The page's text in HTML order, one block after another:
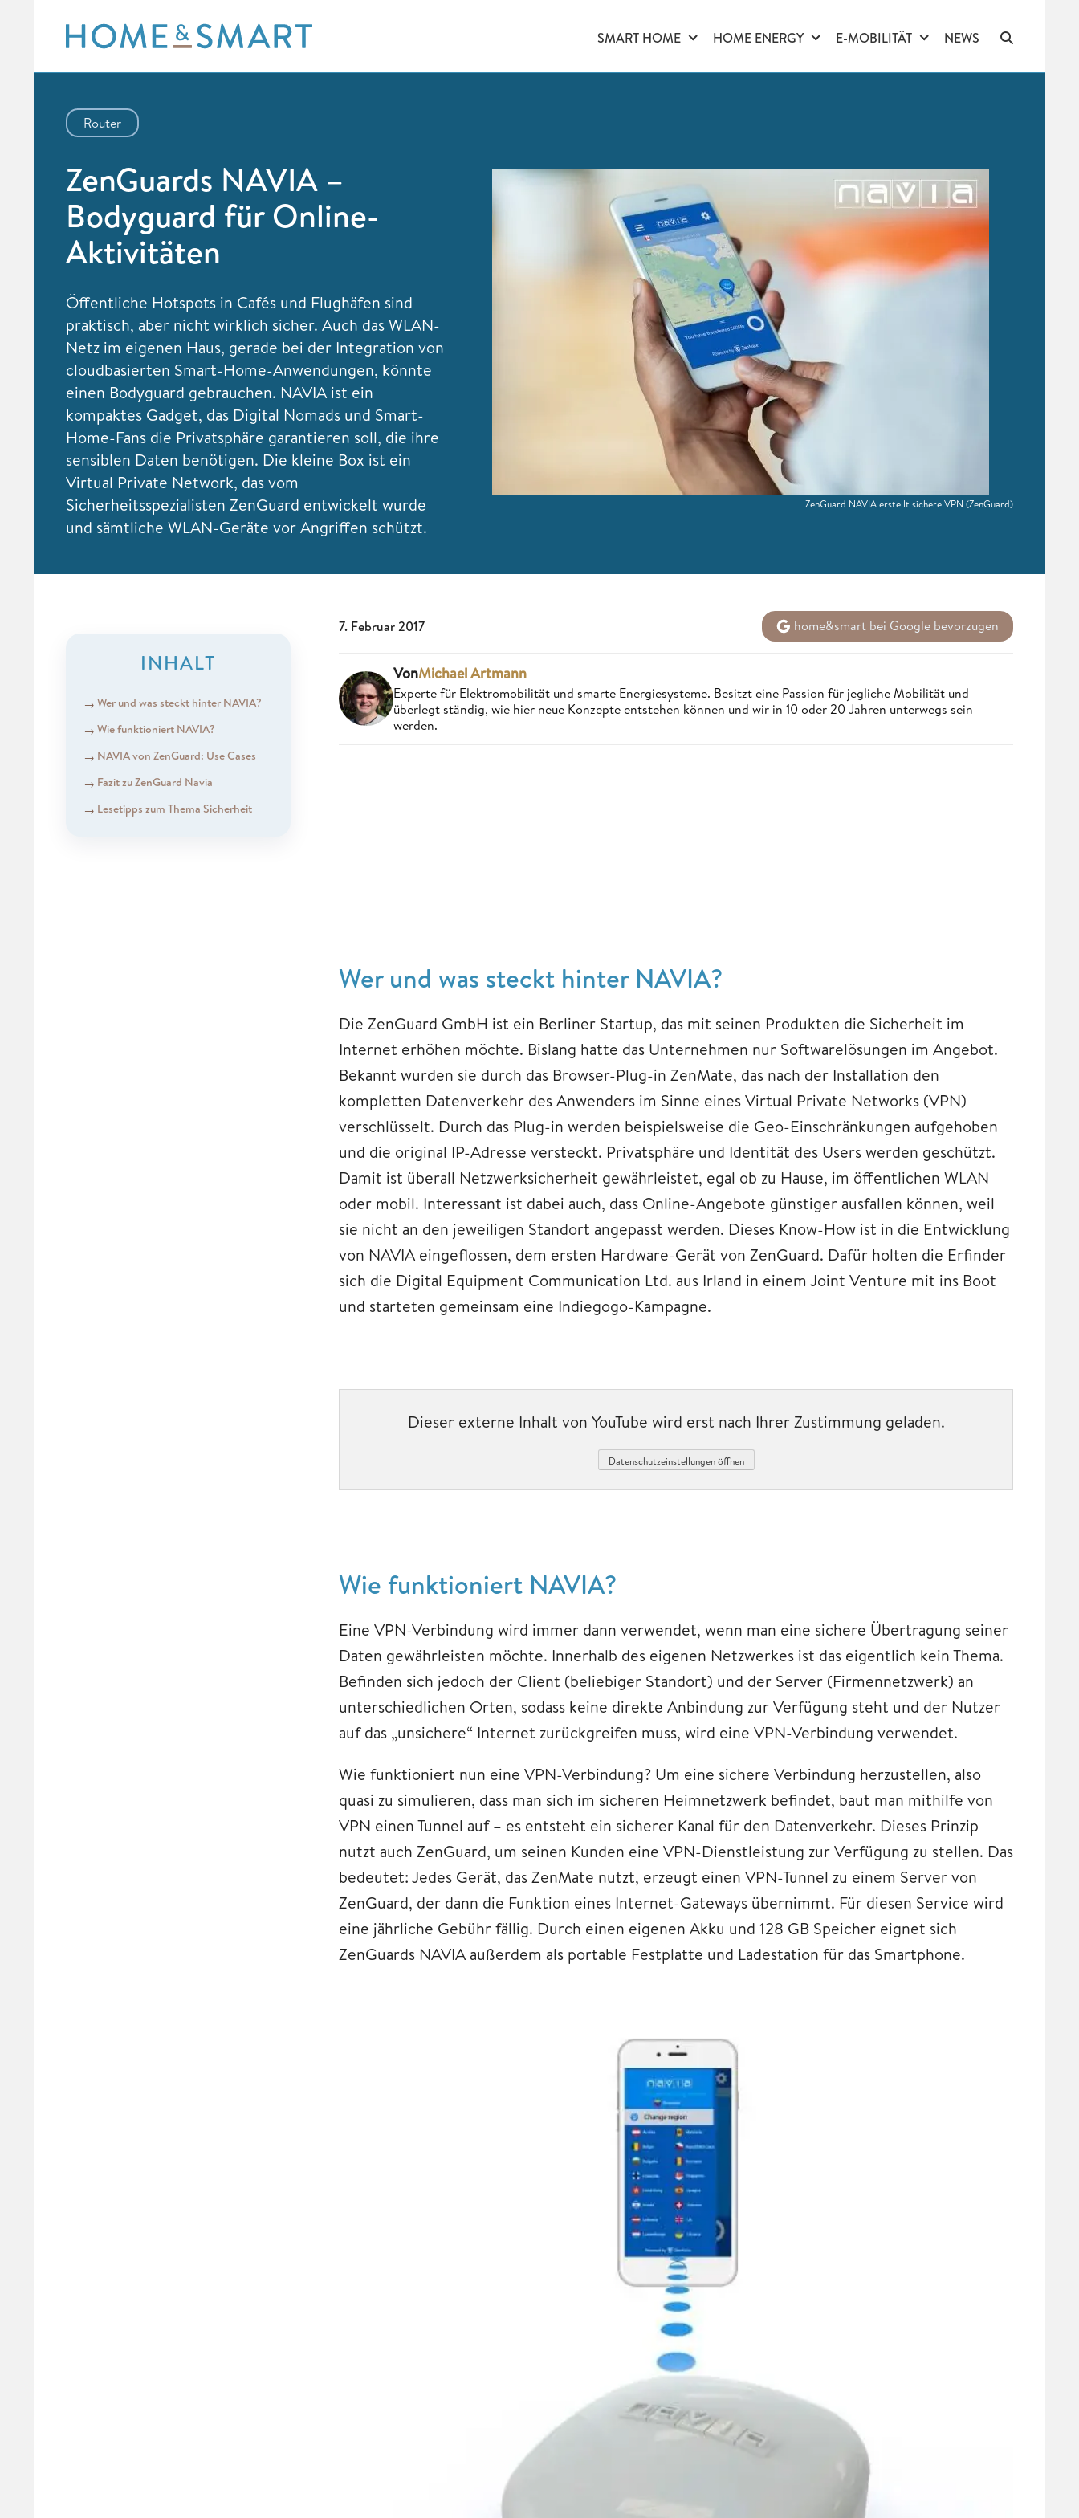
content
SMART HOME HOME ENERGY E-MOBILITÄT NEWS
Router
ZenGuards NAVIA –
Bodyguard für Online-
Aktivitäten
Öffentliche Hotspots in Cafés und Flughäfen sind
praktisch, aber nicht wirklich sicher. Auch das WLAN-
Netz im eigenen Haus, gerade bei der Integration von
cloudbasierten Smart-Home-Anwendungen, könnte
einen Bodyguard gebrauchen. NAVIA ist ein
kompaktes Gadget, das Digital Nomads und Smart-
Home-Fans die Privatsphäre garantieren soll, die ihre
sensiblen Daten benötigen. Die kleine Box ist ein
Virtual Private Network, das vom
Sicherheitsspezialisten ZenGuard entwickelt wurde
und sämtliche WLAN-Geräte vor Angriffen schützt.
ZenGuard NAVIA erstellt sichere VPN (ZenGuard)
INHALT
Wer und was steckt hinter NAVIA?
Wie funktioniert NAVIA?
NAVIA von ZenGuard: Use Cases
Fazit zu ZenGuard Navia
Lesetipps zum Thema Sicherheit
7. Februar 2017 home&smart bei Google bevorzugen
VonMichael Artmann
Experte für Elektromobilität und smarte Energiesysteme. Besitzt eine Passion für jegliche Mobilität und
überlegt ständig, wie hier neue Konzepte entstehen können und wir in 10 oder 20 Jahren unterwegs sein
werden.
Wer und was steckt hinter NAVIA?
Die ZenGuard GmbH ist ein Berliner Startup, das mit seinen Produkten die Sicherheit im
Internet erhöhen möchte. Bislang hatte das Unternehmen nur Softwarelösungen im Angebot.
Bekannt wurden sie durch das Browser-Plug-in ZenMate, das nach der Installation den
kompletten Datenverkehr des Anwenders im Sinne eines Virtual Private Networks (VPN)
verschlüsselt. Durch das Plug-in werden beispielsweise die Geo-Einschränkungen aufgehoben
und die original IP-Adresse versteckt. Privatsphäre und Identität des Users werden geschützt.
Damit ist überall Netzwerksicherheit gewährleistet, egal ob zu Hause, im öffentlichen WLAN
oder mobil. Interessant ist dabei auch, dass Online-Angebote günstiger ausfallen können, weil
sie nicht an den jeweiligen Standort angepasst werden. Dieses Know-How ist in die Entwicklung
von NAVIA eingeflossen, dem ersten Hardware-Gerät von ZenGuard. Dafür holten die Erfinder
sich die Digital Equipment Communication Ltd. aus Irland in einem Joint Venture mit ins Boot
und starteten gemeinsam eine Indiegogo-Kampagne.
Dieser externe Inhalt von YouTube wird erst nach Ihrer Zustimmung geladen.
Datenschutzeinstellungen öffnen
Wie funktioniert NAVIA?
Eine VPN-Verbindung wird immer dann verwendet, wenn man eine sichere Übertragung seiner
Daten gewährleisten möchte. Innerhalb des eigenen Netzwerkes ist das eigentlich kein Thema.
Befinden sich jedoch der Client (beliebiger Standort) und der Server (Firmennetzwerk) an
unterschiedlichen Orten, sodass keine direkte Anbindung zur Verfügung steht und der Nutzer
auf das „unsichere“ Internet zurückgreifen muss, wird eine VPN-Verbindung verwendet.
Wie funktioniert nun eine VPN-Verbindung? Um eine sichere Verbindung herzustellen, also
quasi zu simulieren, dass man sich im sicheren Heimnetzwerk befindet, baut man mithilfe von
VPN einen Tunnel auf – es entsteht ein sicherer Kanal für den Datenverkehr. Dieses Prinzip
nutzt auch ZenGuard, um seinen Kunden eine VPN-Dienstleistung zur Verfügung zu stellen. Das
bedeutet: Jedes Gerät, das ZenMate nutzt, erzeugt einen VPN-Tunnel zu einem Server von
ZenGuard, der dann die Funktion eines Internet-Gateways übernimmt. Für diesen Service wird
eine jährliche Gebühr fällig. Durch einen eigenen Akku und 128 GB Speicher eignet sich
ZenGuards NAVIA außerdem als portable Festplatte und Ladestation für das Smartphone.